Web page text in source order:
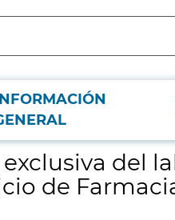
de Farmacia del Hospital
del
de